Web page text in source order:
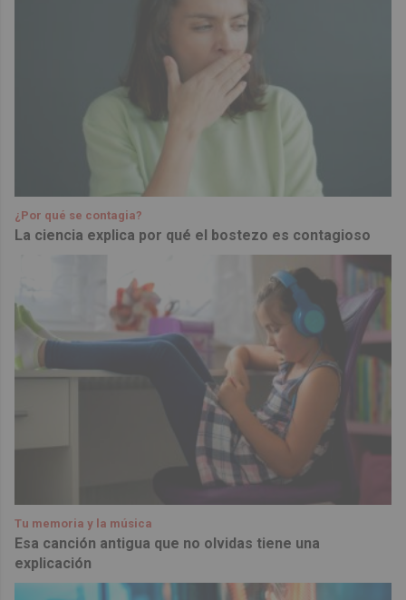
¿Por qué se contagia?
La ciencia explica por qué el bostezo es contagioso
Tu memoria y la música
Esa canción antigua que no olvidas tiene una
explicación